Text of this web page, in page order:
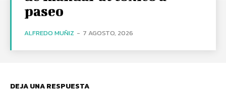
paseo
ALFREDO MUÑIZ - 7 AGOSTO, 2026
DEJA UNA RESPUESTA